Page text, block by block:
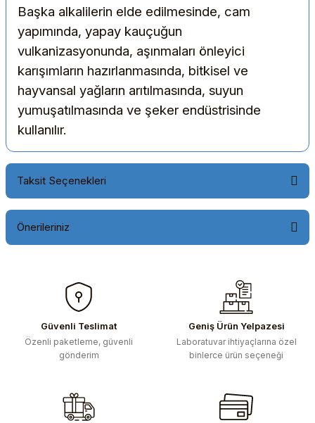
Başka alkalilerin elde edilmesinde, cam
yapımında, yapay kauçuğun
vulkanizasyonunda, aşınmaları önleyici
karışımların hazırlanmasında, bitkisel ve
hayvansal yağların arıtılmasında, suyun
yumuşatılmasında ve şeker endüstrisinde
kullanılır.
Taksit Seçenekleri
Önerileriniz
konularda yetersiz gördüğünüz noktaları öneri formunu
kullanarak tarafımıza iletebilirsiniz.
Görüş ve önerileriniz için teşekkür ederiz.
Ürün resmi kalitesiz, bozuk veya görüntülenemiyor.
Ürün fiyatı diğer sitelerden daha pahalı.
Güvenli Teslimat
Özenli paketleme, güvenli
gönderim
Geniş Ürün Yelpazesi
Laboratuvar ihtiyaçlarına özel
binlerce ürün seçeneği